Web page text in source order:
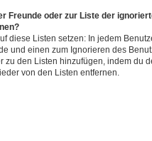
Freunde oder zur Liste der
diese Listen setzen: In jedem
und einen zum Ignorieren des
zu den Listen hinzufügen, indem du
von den Listen entfernen.